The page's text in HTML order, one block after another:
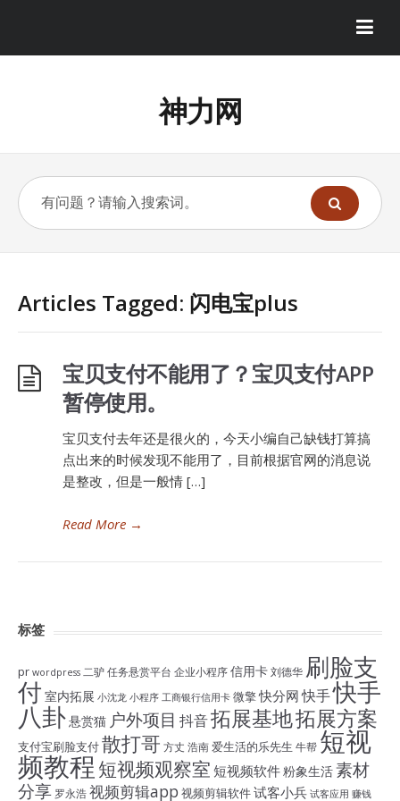
神力网
Articles Tagged: 闪电宝plus
宝贝支付不能用了？宝贝支付APP
暂停使用。
宝贝支付去年还是很火的，今天小编自己缺钱打算搞
点出来的时候发现不能用了，目前根据官网的消息说
是整改，但是一般情 […]
Read More →
标签
pr wordpress 二驴任务悬赏平台 企业小程序信用卡刘德华 刷脸支
付 室内拓展 小沈龙 小程序 工商银行信用卡 微擎快分网 快手快手
八卦悬赏猫 户外项目 抖音拓展基地拓展方案
支付宝刷脸支付散打哥 方丈 浩南爱生活的乐先生 牛帮 短视
频教程 短视频观察室 短视频软件粉象生活素材
分享 罗永浩视频剪辑app 视频剪辑软件试客小兵 试客应用 赚钱